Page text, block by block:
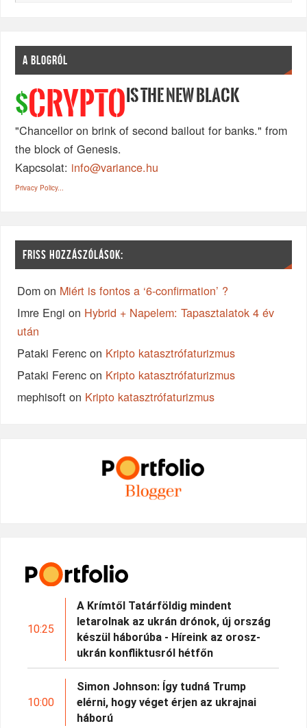
A BLOGRÓL
$CRYPTO IS THE NEW BLACK
"Chancellor on brink of second bailout for banks." from
the block of Genesis.
Kapcsolat: info@variance.hu
Privacy Policy...
FRISS HOZZÁSZÓLÁSOK:
Dom on Miért is fontos a ‘6-confirmation’ ?
Imre Engi on Hybrid + Napelem: Tapasztalatok 4 év
után
Pataki Ferenc on Kripto katasztrófaturizmus
Pataki Ferenc on Kripto katasztrófaturizmus
mephisoft on Kripto katasztrófaturizmus
10:25
A Krímtől Tatárföldig mindent
letarolnak az ukrán drónok, új ország
készül háborúba - Híreink az orosz-
ukrán konfliktusról hétfőn
10:00
Simon Johnson: Így tudná Trump
elérni, hogy véget érjen az ukrajnai
háború